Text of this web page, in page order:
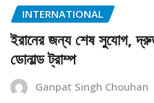
INTERNATIONAL
ইরানের জন্য শেষ সুযোগ,
ডোনাল্ড ট্রাম্প
Ganpat Singh Chouhan